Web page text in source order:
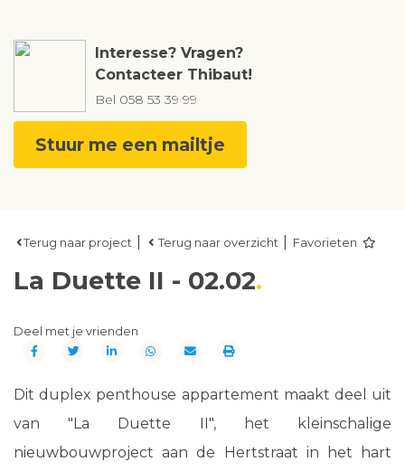
Interesse? Vragen?
Contacteer Thibaut!
Bel 058 53 39 99
Stuur me een mailtje
Terug naar project Terug naar overzicht Favorieten
La Duette II - 02.02
Deel met je vrienden
Dit duplex penthouse appartement maakt deel uit
van "La Duette II", het kleinschalige
nieuwbouwproject aan de Hertstraat in het hart